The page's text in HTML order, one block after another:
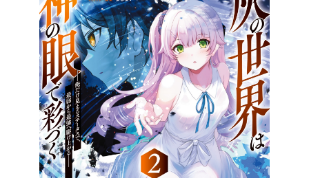
お問い合わせはこちら
オーバーラップノベルス
オーバーラップノベルスf
ロサージュノベルス